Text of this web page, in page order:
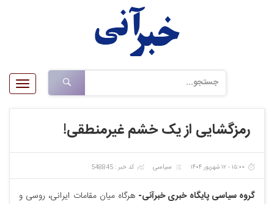
رمزگشایی از یک خشم غیرمنطقی!
۱۵:۰۰ - ۱۲ شهریور ۱۴۰۴ سیاسی کد خبر : 548845
گروه سیاسی ‌پایگاه خبری خبرآنی- هرگاه میان مقامات ایرانی، روسی و